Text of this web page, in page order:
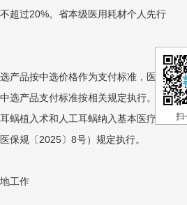
超过20%。省本级医用耗材个人先行
品按中选价格作为支付标准，医保
选产品支付标准按相关规定执行。人
蜗植入术和人工耳蜗纳入基本医疗保
保规〔2025〕8号）规定执行。
工作
扫